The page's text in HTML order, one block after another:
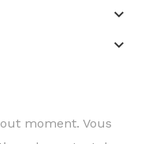
keyboard_arrow_down
keyboard_arrow_down
moment. Vous